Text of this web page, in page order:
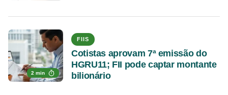
2 min
FIIS
Cotistas aprovam 7ª emissão do
HGRU11; FII pode captar montante
bilionário